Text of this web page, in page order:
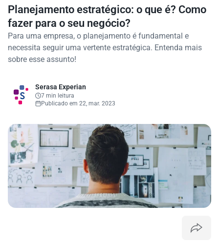
Planejamento estratégico: o que é? Como
fazer para o seu negócio?
Para uma empresa, o planejamento é fundamental e
necessita seguir uma vertente estratégica. Entenda mais
sobre esse assunto!
Serasa Experian
7 min leitura
Publicado em 22, mar. 2023